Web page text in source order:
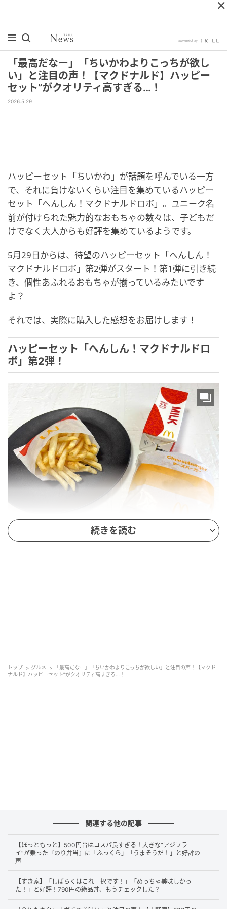
「最高だなー」「ちいかわよりこっちが欲し
い」と注目の声！【マクドナルド】ハッピー
セット”がクオリティ高すぎる…！
2026.5.29
ハッピーセット「ちいかわ」が話題を呼んでいる一方
で、それに負けないくらい注目を集めているハッピー
セット「へんしん！マクドナルドロボ」。ユニーク名
前が付けられた魅力的なおもちゃの数々は、子どもだ
けでなく大人からも好評を集めているようです。
5月29日からは、待望のハッピーセット「へんしん！
マクドナルドロボ」第2弾がスタート！第1弾に引き続
き、個性あふれるおもちゃが揃っているみたいです
よ？
それでは、実際に購入した感想をお届けします！
ハッピーセット「へんしん！マクドナルドロ
ボ」第2弾！
箱の中から現れたのは…？
続きを読む
トップ グルメ
「最高だなー」「ちいかわよりこっちが欲しい」と注目の声！【マクド
ナルド】ハッピーセット”がクオリティ高すぎる…！
関連する他の記事
【ほっともっと】500円台はコスパ良すぎる！大きな“アジフラ
イ”が乗った『のり弁当』に「ふっくら」「うまそうだ！」と好評の
声
【すき家】「しばらくはこれ一択です！」「めっちゃ美味しかっ
た！」と好評！790円の絶品丼、もうチェックした？